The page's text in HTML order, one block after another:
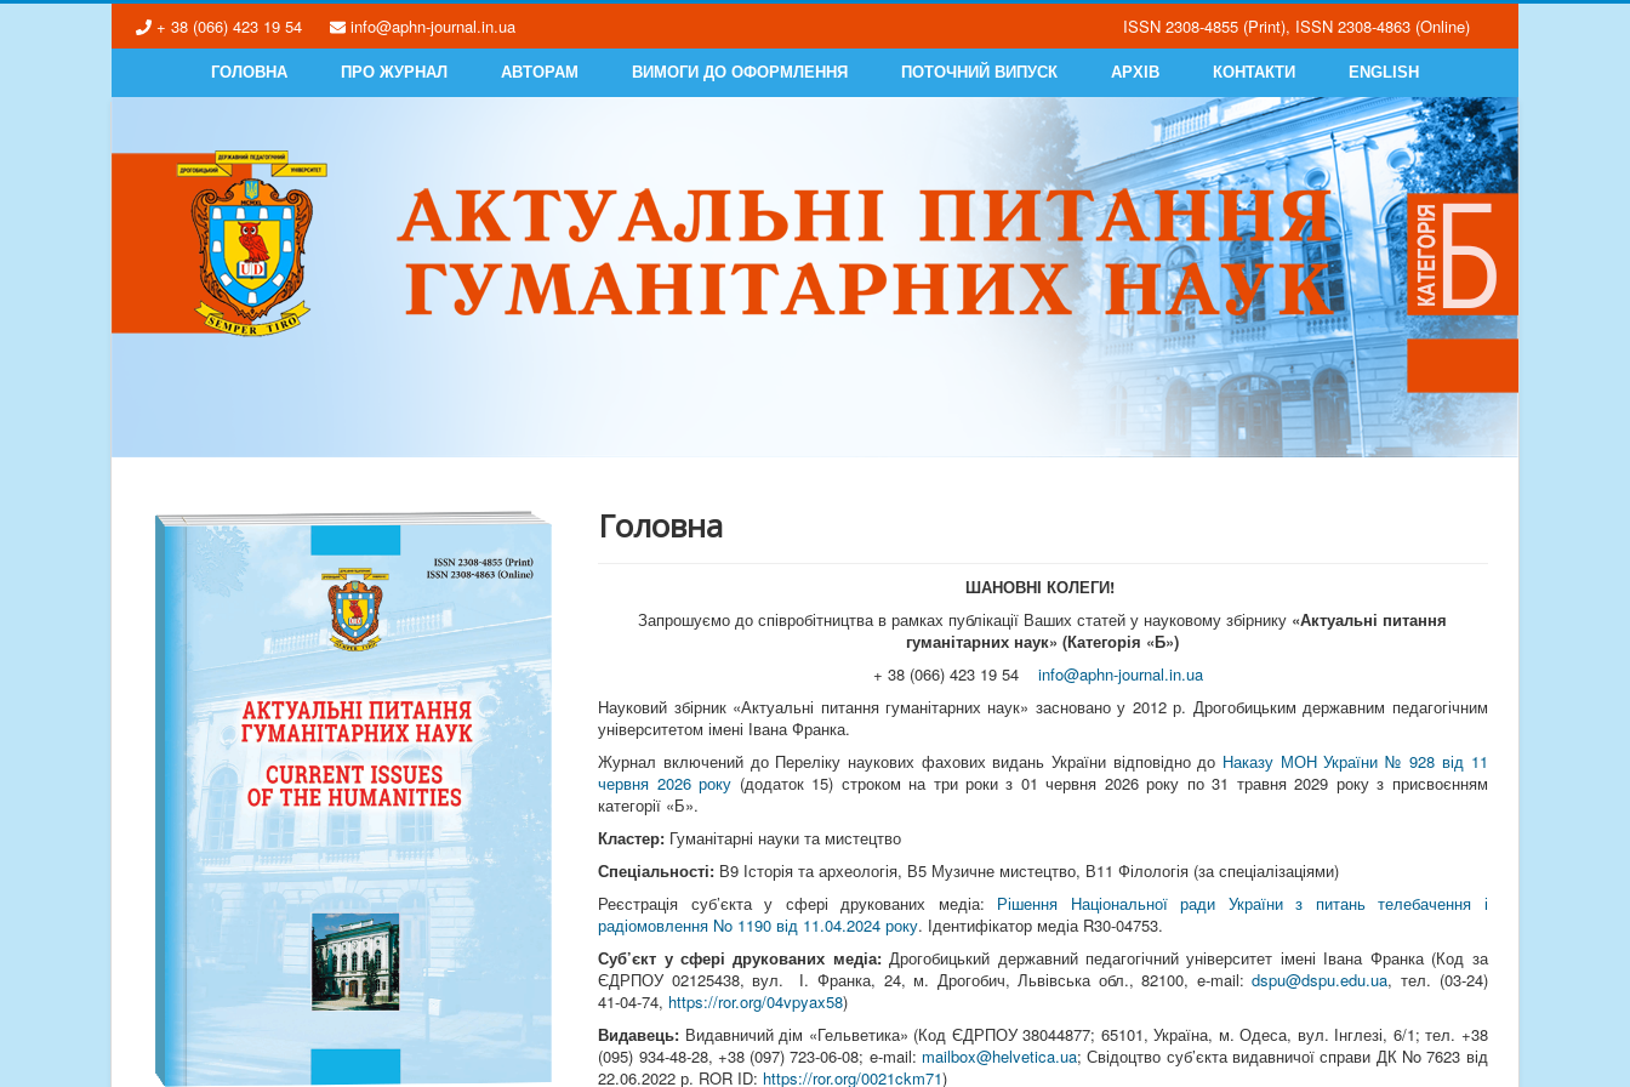
+ 38 (066) 423 19 54 info@aphn-journal.in.ua ISSN 2308-4855 (Print), ISSN 2308-4863 (Online)
ГОЛОВНА ПРО ЖУРНАЛ АВТОРАМ ВИМОГИ ДО ОФОРМЛЕННЯ ПОТОЧНИЙ ВИПУСК АРХІВ КОНТАКТИ ENGLISH
Головна
ШАНОВНІ КОЛЕГИ!
Запрошуємо до співробітництва в рамках публікації Ваших статей у науковому збірнику «Актуальні питання
гуманітарних наук» (Категорія «Б»)
+ 38 (066) 423 19 54 info@aphn-journal.in.ua
Науковий збірник «Актуальні питання гуманітарних наук» засновано у 2012 р. Дрогобицьким державним педагогічним
університетом імені Івана Франка.
Журнал включений до Переліку наукових фахових видань України відповідно до Наказу МОН України № 928 від 11
червня 2026 року (додаток 15) строком на три роки з 01 червня 2026 року по 31 травня 2029 року з присвоєнням
категорії «Б».
Кластер: Гуманітарні науки та мистецтво
Спеціальності: В9 Історія та археологія, В5 Музичне мистецтво, В11 Філологія (за спеціалізаціями)
Реєстрація суб’єкта у сфері друкованих медіа: Рішення Національної ради України з питань телебачення і
радіомовлення No 1190 від 11.04.2024 року. Ідентифікатор медіа R30-04753.
Суб’єкт у сфері друкованих медіа:Дрогобицький державний педагогічний університет імені Івана Франка (Код за
ЄДРПОУ 02125438, вул. І. Франка, 24, м. Дрогобич, Львівська обл., 82100, e-mail:dspu@dspu.edu.ua, тел. (03‑24)
41‑04‑74, https://ror.org/04vpyax58)
Видавець: Видавничий дім «Гельветика» (Код ЄДРПОУ 38044877; 65101, Україна, м. Одеса, вул. Інглезі, 6/1; тел. +38
(095) 934-48-28, +38 (097) 723-06-08; e-mail: mailbox@helvetica.ua; Свідоцтво суб’єкта видавничої справи ДК No 7623 від
22.06.2022 р. ROR ID: https://ror.org/0021ckm71)